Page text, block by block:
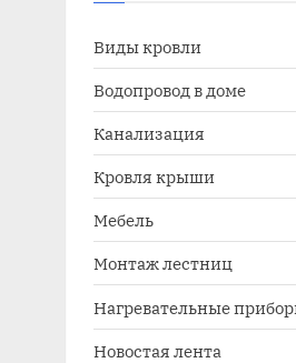
Виды кровли
Водопровод в доме
Канализация
Кровля крыши
Мебель
Монтаж лестниц
Нагревательные
Новостая лента